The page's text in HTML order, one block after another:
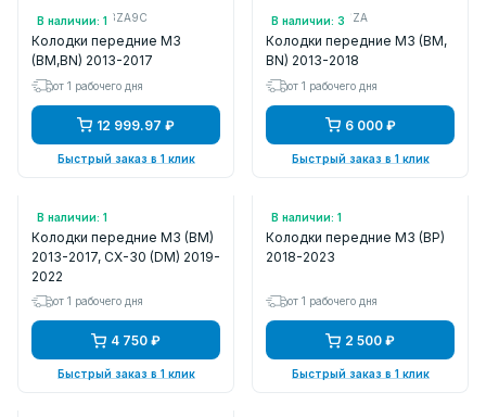
В наличии: 1
Арт.: BHY13328ZA9C
Колодки передние M3
(BM,BN) 2013-2017
от 1 рабочего дня
12 999.97 ₽
Быстрый заказ в 1 клик
В наличии: 3
Арт.: B4Y03328ZA
Колодки передние M3 (BM,
BN) 2013-2018
от 1 рабочего дня
6 000 ₽
Быстрый заказ в 1 клик
В наличии: 1
Арт.: PN25005
Колодки передние M3 (BM)
2013-2017, CX-30 (DM) 2019-
2022
от 1 рабочего дня
4 750 ₽
Быстрый заказ в 1 клик
В наличии: 1
Арт.: SP4381
Колодки передние M3 (BP)
2018-2023
от 1 рабочего дня
2 500 ₽
Быстрый заказ в 1 клик